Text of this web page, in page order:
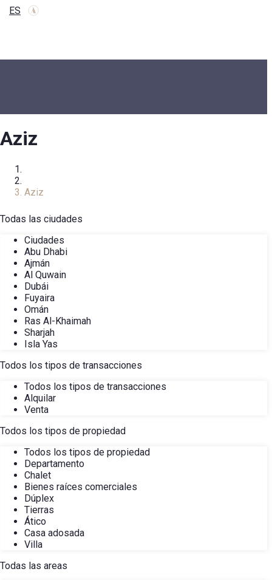
ES
Aziz
Aziz
Todas las ciudades
Ciudades
Abu Dhabi
Ajmán
Al Quwain
Dubái
Fuyaira
Omán
Ras Al-Khaimah
Sharjah
Isla Yas
Todos los tipos de transacciones
Todos los tipos de transacciones
Alquilar
Venta
Todos los tipos de propiedad
Todos los tipos de propiedad
Departamento
Chalet
Bienes raíces comerciales
Dúplex
Tierras
Ático
Casa adosada
Villa
Todas las areas